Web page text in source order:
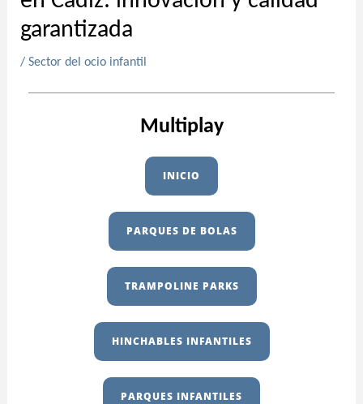
garantizada
/ Sector del ocio infantil
Multiplay
INICIO
PARQUES DE BOLAS
TRAMPOLINE PARKS
HINCHABLES INFANTILES
PARQUES INFANTILES